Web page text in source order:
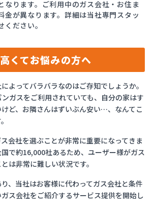
なります。ご利用中のガス会社・お住ま
金が異なります。詳細は当社専門スタッ
ください。
くてお悩みの方へ
よってバラバラなのはご存知でしょうか。
ガスをご利用されていても、自分の家はす
ど、お隣さんはずいぶん安い…、なんてこ
会社を選ぶことが非常に重要になってきま
で約16,000社あるため、ユーザー様がガス
は非常に難しい状況です。
、当社はお客様に代わってガス会社と条件
ス会社をご紹介するサービス提供を開始し